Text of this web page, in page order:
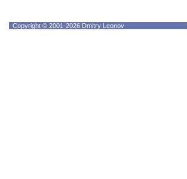
Copyright © 2001-2026 Dmitry Leonov